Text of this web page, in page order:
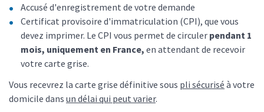
Accusé d'enregistrement de votre demande
Certificat provisoire d'immatriculation (CPI), que vous
devez imprimer. Le CPI vous permet de circuler pendant 1
mois, uniquement en France, en attendant de recevoir
votre carte grise.
Vous recevrez la carte grise définitive sous pli sécurisé à votre
domicile dans un délai qui peut varier.